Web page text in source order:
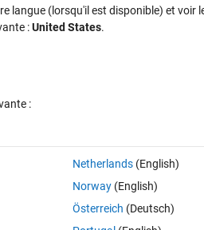
(lorsqu'il est disponible) et voir
:United States.
:
Netherlands(English)
Norway(English)
Österreich (Deutsch)